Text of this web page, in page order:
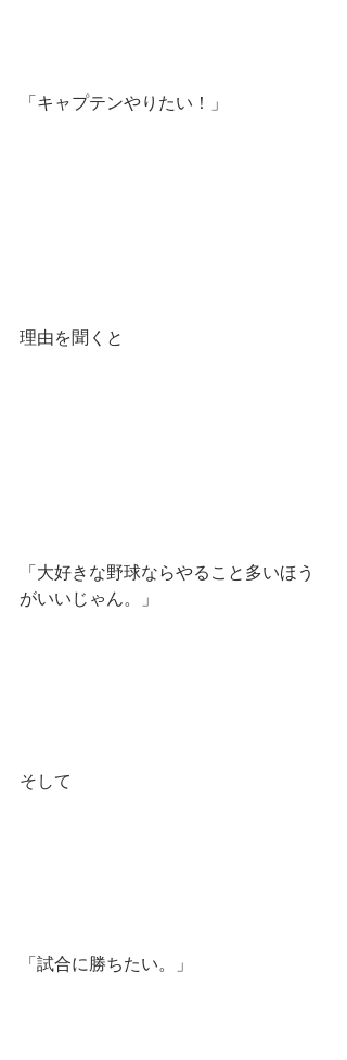
「キャプテンやりたい！」
理由を聞くと
「大好きな野球ならやること多いほう
がいいじゃん。」
そして
「試合に勝ちたい。」